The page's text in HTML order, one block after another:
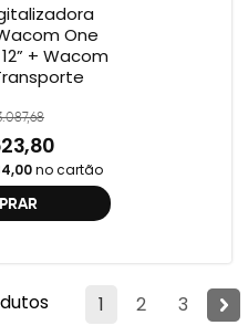
One
+ Wacom
no cartão
1 2 3